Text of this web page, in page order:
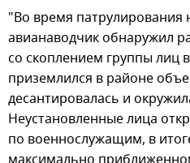
"Во время патрулирования
авианаводчик обнаружил
со скоплением группы лиц
приземлился в районе
десантировалась и
Неустановленные лица
по военнослужащим, в